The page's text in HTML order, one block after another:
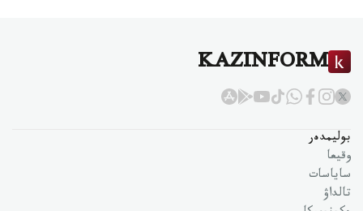
KAZINFORM
بوليمدەر
وقيعا
ساياسات
تالداۋ